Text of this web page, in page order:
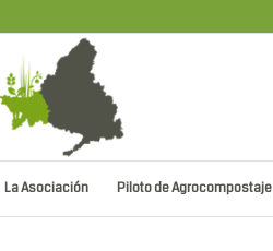
La Asociación Piloto de Agrocompostaje